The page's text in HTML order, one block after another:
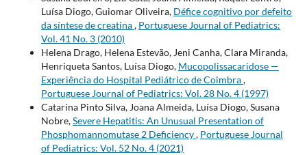
Luísa Diogo, Guiomar Oliveira, Défice cognitivo por defeito
da síntese de creatina, Portuguese Journal of Pediatrics:
Vol. 41 No. 3 (2010)
Helena Drago, Helena Estevão, Jeni Canha, Clara Miranda,
Henriqueta Santos, Luísa Diogo, Mucopolissacaridose —
Experiência do Hospital Pediátrico de Coimbra,
Portuguese Journal of Pediatrics: Vol. 28 No. 4 (1997)
Catarina Pinto Silva, Joana Almeida, Luísa Diogo, Susana
Nobre,Severe Hepatitis: An Unusual Presentation of
Phosphomannomutase 2 Deficiency, Portuguese Journal
of Pediatrics: Vol. 52 No. 4 (2021)